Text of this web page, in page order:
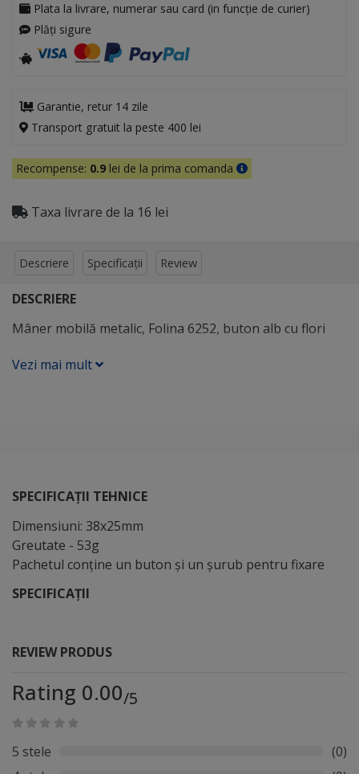
Plata la livrare, numerar sau card (in funcție de curier)
Plăți sigure
Garantie, retur 14 zile
Transport gratuit la peste 400 lei
Recompense: 0.9 lei de la prima comanda
Taxa livrare de la 16 lei
Descriere Specificații Review
DESCRIERE
Mâner mobilă metalic, Folina 6252, buton alb cu flori
Vezi mai mult
SPECIFICAȚII TEHNICE
Dimensiuni: 38x25mm
Greutate - 53g
Pachetul conţine un buton şi un şurub pentru fixare
SPECIFICAȚII
REVIEW PRODUS
Rating 0.00/5
5 stele
(0)